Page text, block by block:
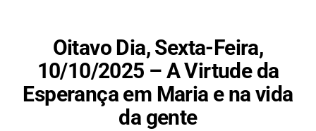
Oitavo Dia, Sexta-Feira,
10/10/2025 – A Virtude da
Esperança em Maria e na vida
da gente